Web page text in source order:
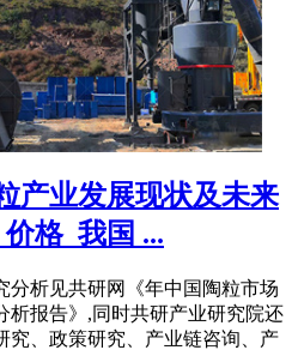
产业发展现状及未来
格_我国 ...
分析见共研网《年中国陶粒市场
析报告》,同时共研产业研究院还
究、政策研究、产业链咨询、产